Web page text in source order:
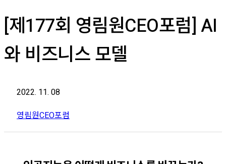
[제177회 영림원CEO포럼] AI
와 비즈니스 모델
2022. 11. 08
영림원CEO포럼